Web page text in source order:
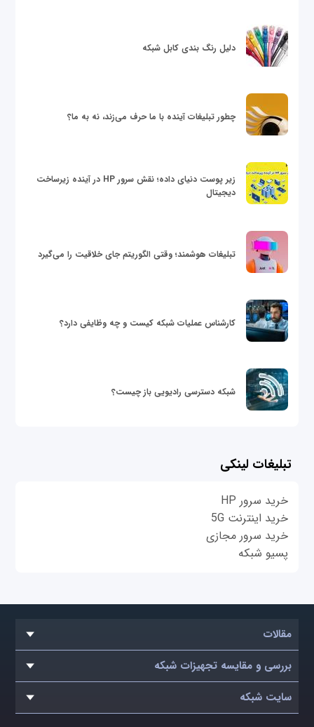
دلیل رنگ بندی کابل شبکه
چطور تبلیغات آینده با ما حرف می‌زند، نه به ما؟
زیر پوست دنیای داده؛ نقش سرور HP در آینده زیرساخت
دیجیتال
تبلیغات هوشمند؛ وقتی الگوریتم جای خلاقیت را می‌گیرد
کارشناس عملیات شبکه کیست و چه وظایفی دارد؟
شبکه دسترسی رادیویی باز چیست؟
تبلیغات لینکی
خرید سرور HP
خرید اینترنت 5G
خرید سرور مجازی
پسیو شبکه
مقالات
بررسی و مقایسه تجهیزات شبکه
سایت شبکه